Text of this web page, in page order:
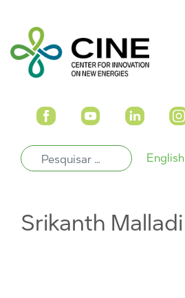
English
Srikanth Malladi